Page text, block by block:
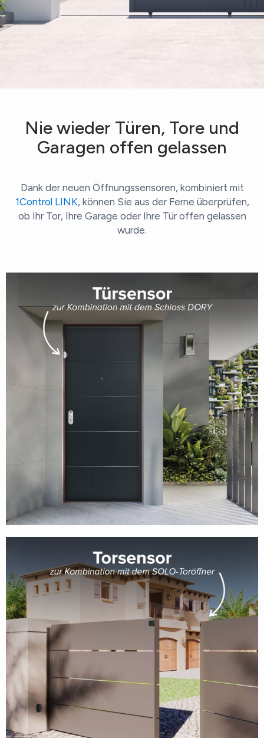
Nie wieder Türen, Tore und
Garagen offen gelassen
Dank der neuen Öffnungssensoren, kombiniert mit
1Control LINK, können Sie aus der Ferne überprüfen,
ob Ihr Tor, Ihre Garage oder Ihre Tür offen gelassen
wurde.